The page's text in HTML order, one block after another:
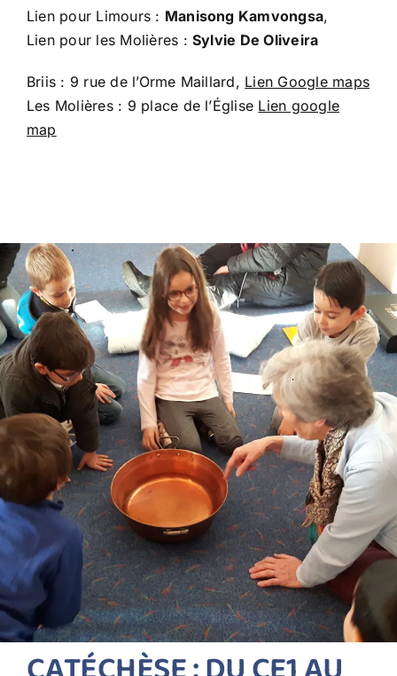
Lien pour Limours : Manisong Kamvongsa,
Lien pour les Molières : Sylvie De Oliveira
Briis : 9 rue de l’Orme Maillard, Lien Google maps
Les Molières : 9 place de l’Église Lien google
map